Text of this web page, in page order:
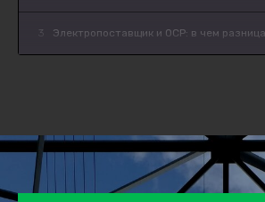
3 Электропоставщик и ОСР: в чем
5
Процедура перехода к новому
электроэнергии
6
Процедура заключения договора с